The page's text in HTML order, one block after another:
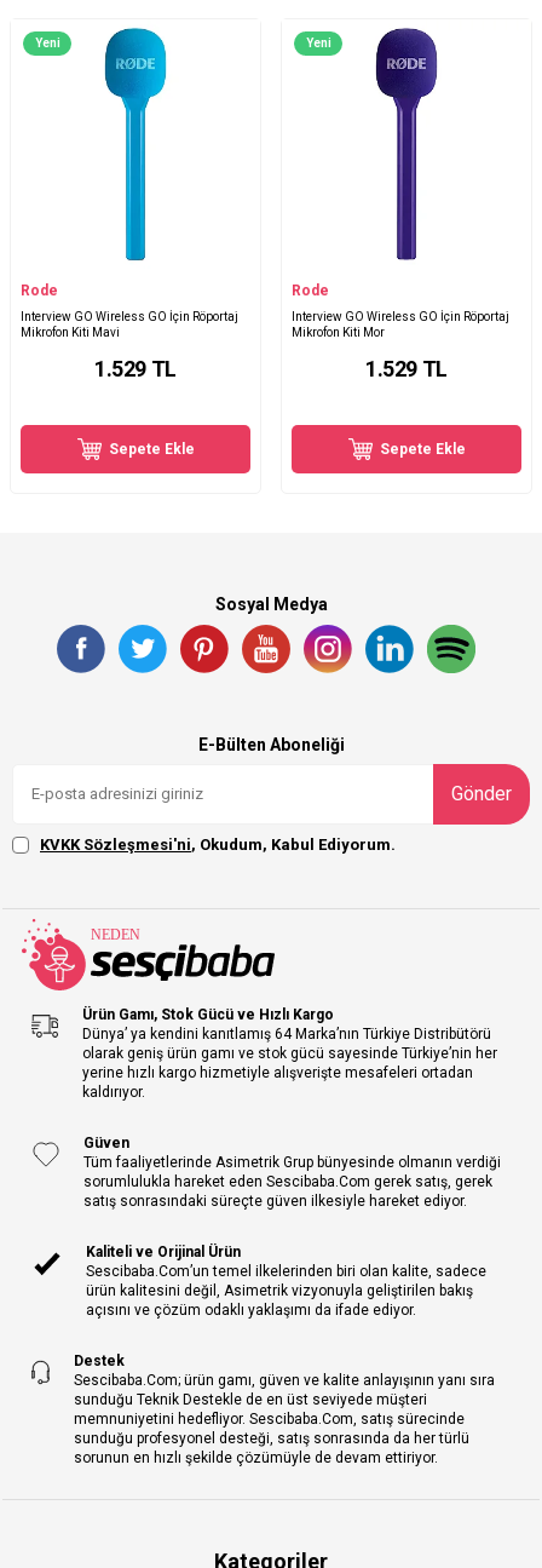
Yeni
Rode
Interview GO Wireless GO İçin Röportaj
Mikrofon Kiti Mavi
1.529 TL
Sepete Ekle
Yeni
Rode
Interview GO Wireless GO İçin Röportaj
Mikrofon Kiti Mor
1.529 TL
Sepete Ekle
Sosyal Medya
E-Bülten Aboneliği
Gönder
KVKK Sözleşmesi'ni, Okudum, Kabul Ediyorum.
Ürün Gamı, Stok Gücü ve Hızlı Kargo
Dünya’ ya kendini kanıtlamış 64 Marka’nın Türkiye Distribütörü
olarak geniş ürün gamı ve stok gücü sayesinde Türkiye’nin her
yerine hızlı kargo hizmetiyle alışverişte mesafeleri ortadan
kaldırıyor.
Güven
Tüm faaliyetlerinde Asimetrik Grup bünyesinde olmanın verdiği
sorumlulukla hareket eden Sescibaba.Com gerek satış, gerek
satış sonrasındaki süreçte güven ilkesiyle hareket ediyor.
Kaliteli ve Orijinal Ürün
Sescibaba.Com’un temel ilkelerinden biri olan kalite, sadece
ürün kalitesini değil, Asimetrik vizyonuyla geliştirilen bakış
açısını ve çözüm odaklı yaklaşımı da ifade ediyor.
Destek
Sescibaba.Com; ürün gamı, güven ve kalite anlayışının yanı sıra
sunduğu Teknik Destekle de en üst seviyede müşteri
memnuniyetini hedefliyor. Sescibaba.Com, satış sürecinde
sunduğu profesyonel desteği, satış sonrasında da her türlü
sorunun en hızlı şekilde çözümüyle de devam ettiriyor.
Kategoriler